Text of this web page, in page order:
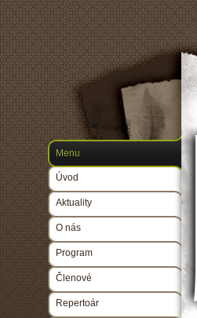
Menu
Úvod
Aktuality
O nás
Program
Členové
Repertoár